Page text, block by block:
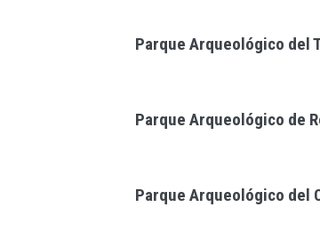
Parque Arqueológico del
Parque Arqueológico de
Parque Arqueológico del